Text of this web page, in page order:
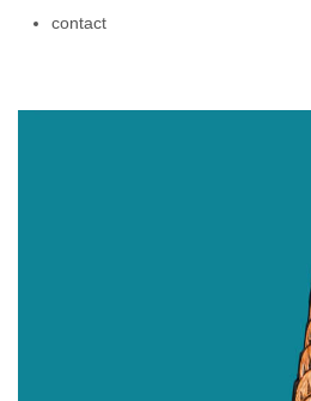
contact